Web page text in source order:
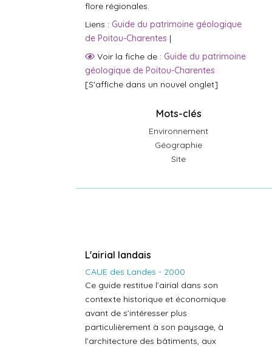
flore régionales.
Liens : Guide du patrimoine géologique
de Poitou-Charentes |
Voir la fiche de : Guide du patrimoine
géologique de Poitou-Charentes
[S'affiche dans un nouvel onglet]
Mots-clés
Environnement
Géographie
Site
L'airial landais
CAUE des Landes - 2000
Ce guide restitue l’airial dans son
contexte historique et économique
avant de s’intéresser plus
particulièrement à son paysage, à
l’architecture des bâtiments, aux